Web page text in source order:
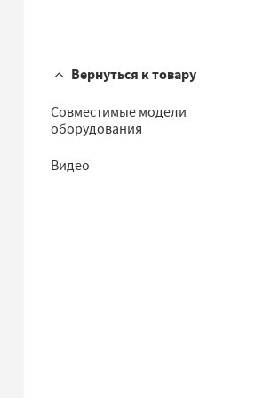
Вернуться к товару
Совместимые модели
оборудования
Видео